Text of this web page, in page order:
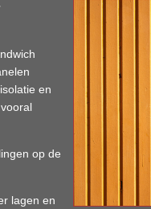
en
op de
lagen en